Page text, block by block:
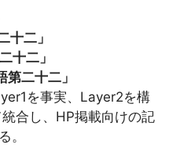
十二」
十二」
二十二」
を事実、Layer2を構
合し、HP掲載向けの記
。